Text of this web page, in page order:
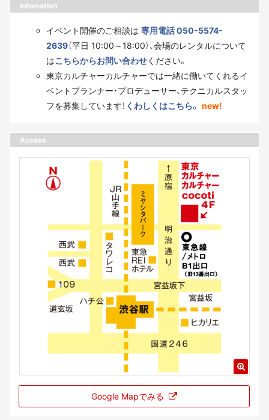
Infomation
イベント開催のご相談は 専用電話 050-5574-
2639（平日 10:00～18:00）、会場のレンタルについて
はこちらからお問い合わせください。
東京カルチャーカルチャーでは一緒に働いてくれるイ
ベントプランナー・プロデューサー、テクニカルスタッ
フを募集しています！ くわしくはこちら。 new!
Access
Google Mapでみる